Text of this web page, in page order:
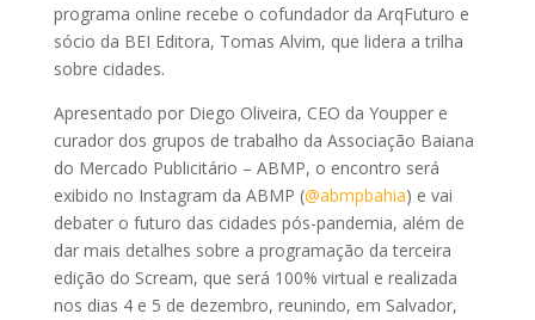
programa online recebe o cofundador da ArqFuturo e
sócio da BEI Editora, Tomas Alvim, que lidera a trilha
sobre cidades.
Apresentado por Diego Oliveira, CEO da Youpper e
curador dos grupos de trabalho da Associação Baiana
do Mercado Publicitário – ABMP, o encontro será
exibido no Instagram da ABMP (@abmpbahia) e vai
debater o futuro das cidades pós-pandemia, além de
dar mais detalhes sobre a programação da terceira
edição do Scream, que será 100% virtual e realizada
nos dias 4 e 5 de dezembro, reunindo, em Salvador,